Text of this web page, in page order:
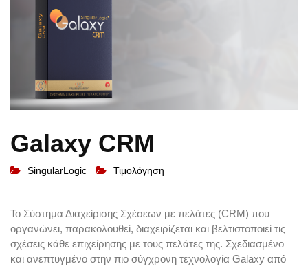
Galaxy CRM
SingularLogic Τιμολόγηση
Το Σύστημα Διαχείρισης Σχέσεων με πελάτες (CRM) που
οργανώνει, παρακολουθεί, διαχειρίζεται και βελτιστοποιεί τις
σχέσεις κάθε επιχείρησης με τους πελάτες της. Σχεδιασμένο
και ανεπτυγμένο στην πιο σύγχρονη τεχνολογία Galaxy από